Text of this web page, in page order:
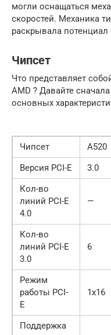
могли оснащаться
скоростей. Механика
раскрывала
Чипсет
Что представляет
AMD ? Давайте
основных
Чипсет A520
Версия PCI-E
3.0
Кол-во
линий PCI-E
4.0
—
Кол-во
линий PCI-E
3.0
6
Режим
работы PCI-
E
1х16
Поддержка